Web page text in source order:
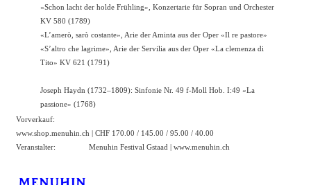
«Schon lacht der holde Frühling», Konzertarie für Sopran und Orchester
KV 580 (1789)
«L’amerò, sarò costante», Arie der Aminta aus der Oper «Il re pastore»
«S’altro che lagrime», Arie der Servilia aus der Oper «La clemenza di
Tito» KV 621 (1791)
Joseph Haydn (1732–1809): Sinfonie Nr. 49 f-Moll Hob. I:49 «La
passione» (1768)
Vorverkauf:
www.shop.menuhin.ch | CHF 170.00 / 145.00 / 95.00 / 40.00
Veranstalter:
Menuhin Festival Gstaad | www.menuhin.ch